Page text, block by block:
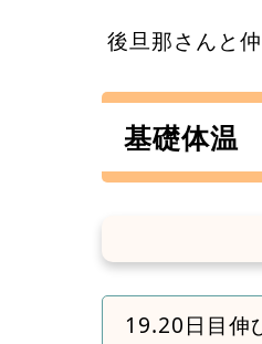
後旦那さんと
基礎体温
19.20日目伸